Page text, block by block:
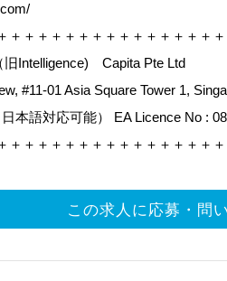
＋＋＋＋＋＋＋＋＋＋＋＋＋＋＋
旧Intelligence) Capita Pte Ltd
#11-01 Asia Square Tower 1,
本語対応可能） EA Licence No :
＋＋＋＋＋＋＋＋＋＋＋＋＋＋＋
この求人に応募・問